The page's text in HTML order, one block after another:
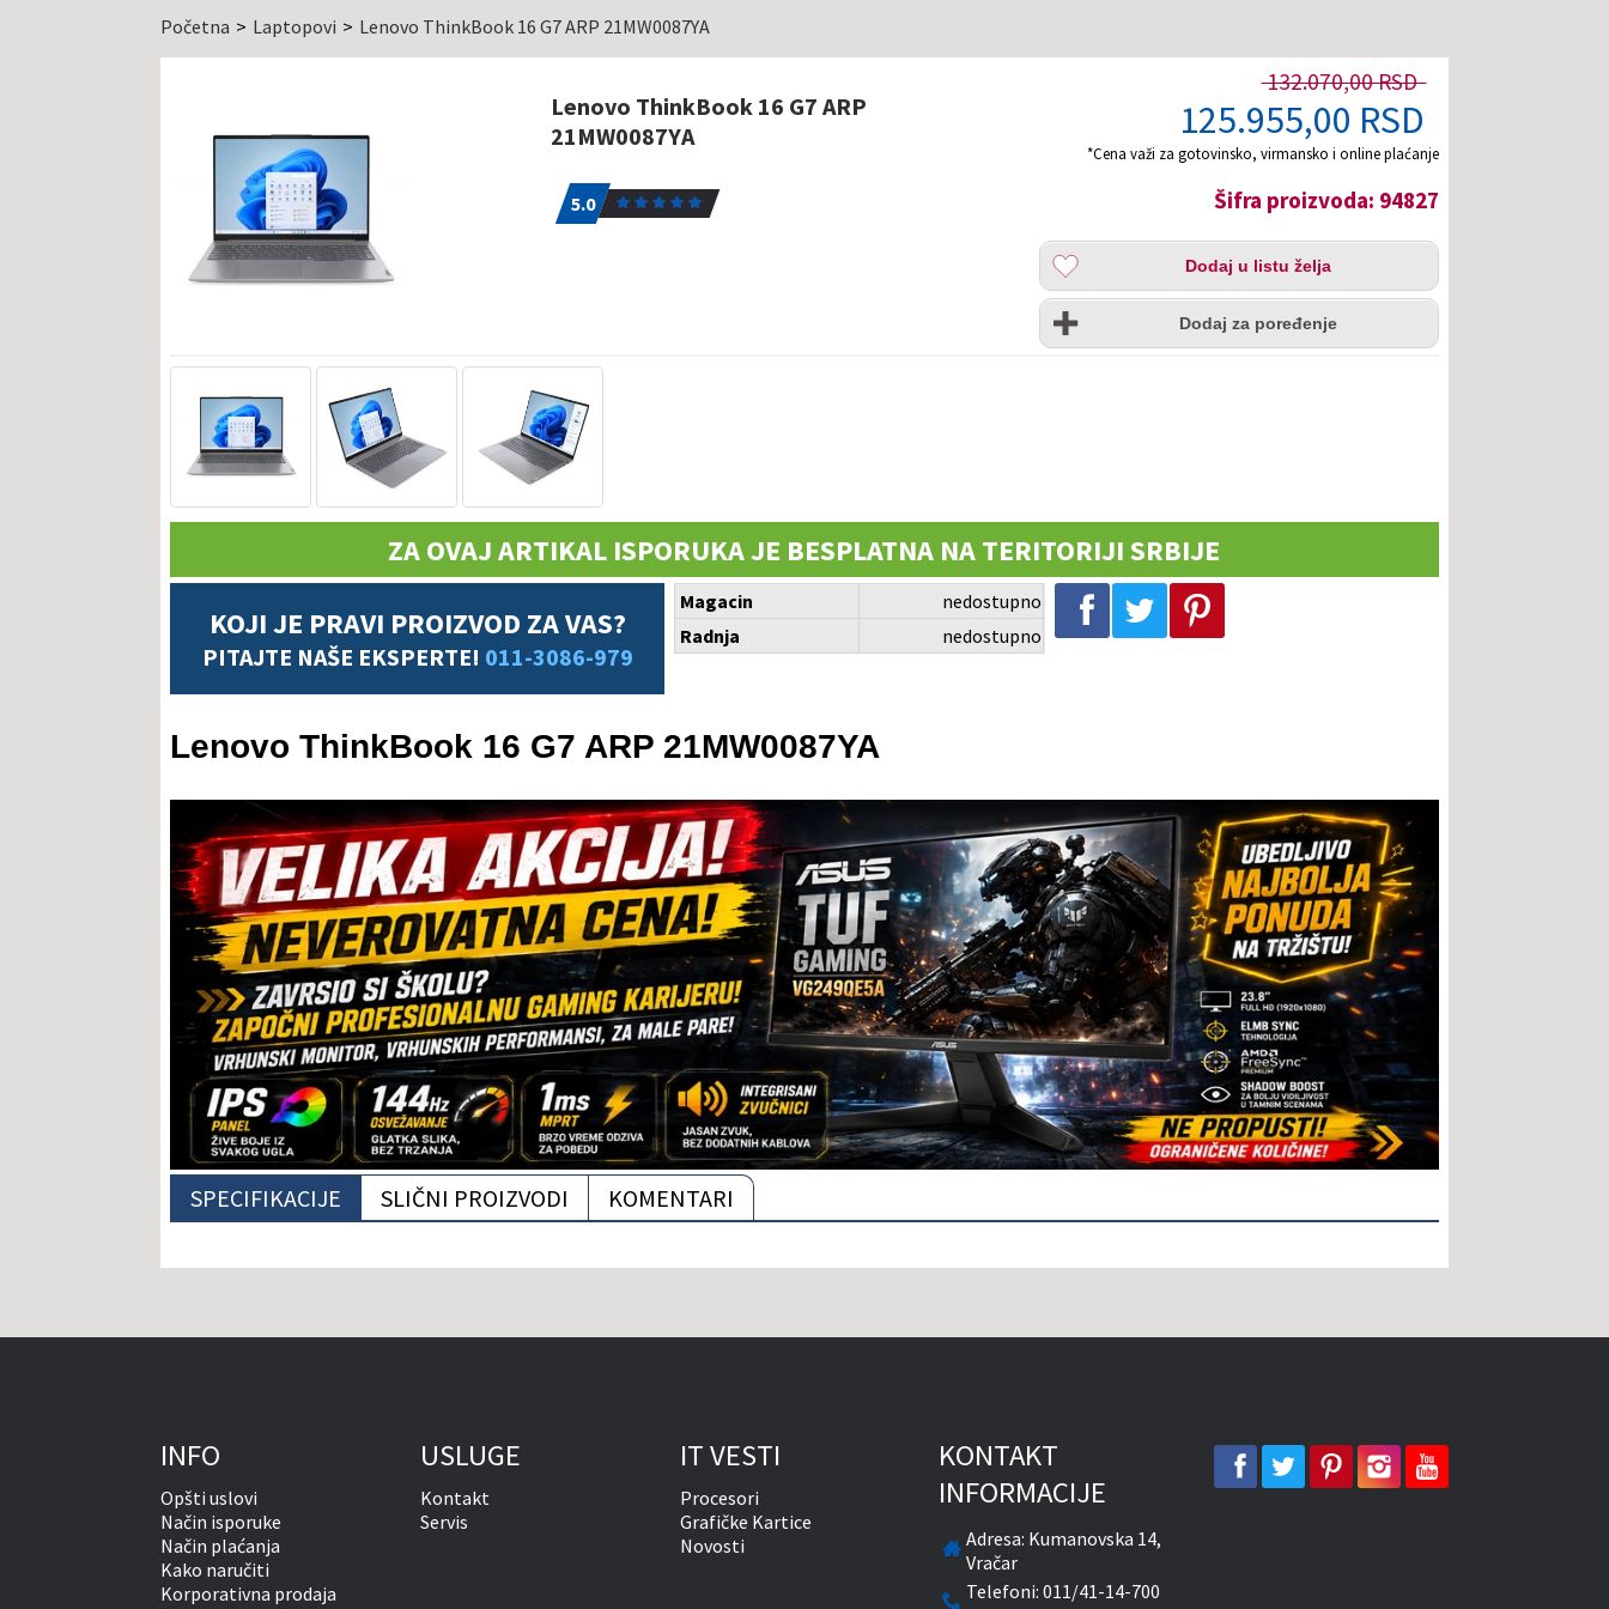
Početna Laptopovi Lenovo ThinkBook 16 G7 ARP 21MW0087YA
Lenovo ThinkBook 16 G7 ARP
21MW0087YA
5.01
5.0
132.070,00 RSD
125.955,00 RSD
*Cena važi za gotovinsko, virmansko i online plaćanje
Šifra proizvoda: 94827
Dodaj
listu
želja
Dodaj u listu želja
Uporedi
Dodaj za poređenje
ZA OVAJ ARTIKAL ISPORUKA JE BESPLATNA NA TERITORIJI SRBIJE
KOJI JE PRAVI PROIZVOD ZA VAS?
PITAJTE NAŠE EKSPERTE! 011-3086-979
Magacin
nedostupno
Radnja
nedostupno
Podeli na Facebook-u Podeli na Twitter-u Podeli na Pinterest-u
Lenovo ThinkBook 16 G7 ARP 21MW0087YA
SPECIFIKACIJE SLIČNI PROIZVODI KOMENTARI
INFO
Opšti uslovi
Način isporuke
Način plaćanja
Kako naručiti
Korporativna prodaja
USLUGE
Kontakt
Servis
IT VESTI
Procesori
Grafičke Kartice
Novosti
KONTAKT
INFORMACIJE
Adresa: Kumanovska 14,
Vračar
Telefoni:011/41-14-700
facebooktwitter pinterestinstagramyoutube